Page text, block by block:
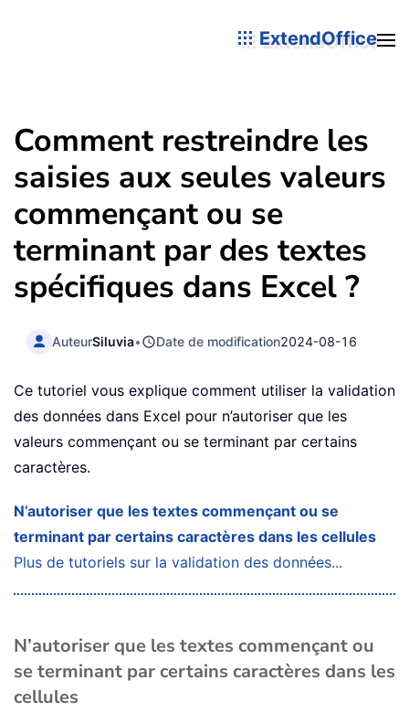
ExtendOffice
Comment restreindre les
saisies aux seules valeurs
commençant ou se
terminant par des textes
spécifiques dans Excel ?
AuteurSiluvia• Date de modification2024-08-16
Ce tutoriel vous explique comment utiliser la validation
des données dans Excel pour n’autoriser que les
valeurs commençant ou se terminant par certains
caractères.
N’autoriser que les textes commençant ou se
terminant par certains caractères dans les cellules
Plus de tutoriels sur la validation des données...
N’autoriser que les textes commençant ou
se terminant par certains caractères dans les
cellules